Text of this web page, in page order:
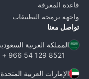
قاعدة المعرفة
واجهة برمجة التطبيقات
تواصل معنا
المملكة العربية
8521 129 54 966 +
الإمارات العربية المتحدة